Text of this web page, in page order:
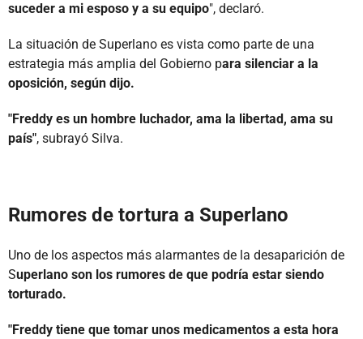
suceder a mi esposo y a su equipo", declaró.
La situación de Superlano es vista como parte de una
estrategia más amplia del Gobierno para silenciar a la
oposición, según dijo.
"Freddy es un hombre luchador, ama la libertad, ama su
país", subrayó Silva.
Rumores de tortura a Superlano
Uno de los aspectos más alarmantes de la desaparición de
Superlano son los rumores de que podría estar siendo
torturado.
"Freddy tiene que tomar unos medicamentos a esta hora